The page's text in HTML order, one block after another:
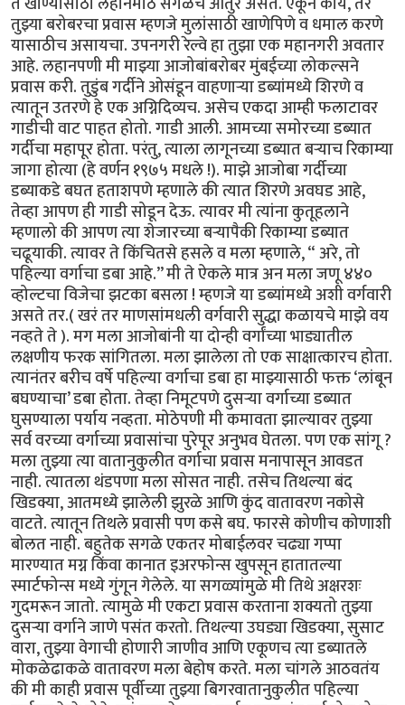
तुझ्या बरोबरचा प्रवास म्हणजे मुलांसाठी खाणेपिणे व धमाल करणे
यासाठीच असायचा. उपनगरी रेल्वे हा तुझा एक महानगरी अवतार
आहे. लहानपणी मी माझ्या आजोबांबरोबर मुंबईच्या लोकल्सने
प्रवास करी. तुडुंब गर्दीने ओसंडून वाहणाऱ्या डब्यांमध्ये शिरणे व
त्यातून उतरणे हे एक अग्निदिव्यच. असेच एकदा आम्ही फलाटावर
गाडीची वाट पाहत होतो. गाडी आली. आमच्या समोरच्या डब्यात
गर्दीचा महापूर होता. परंतु, त्याला लागूनच्या डब्यात बऱ्याच रिकाम्या
जागा होत्या (हे वर्णन १९७५ मधले !). माझे आजोबा गर्दीच्या
डब्याकडे बघत हताशपणे म्हणाले की त्यात शिरणे अवघड आहे,
तेव्हा आपण ही गाडी सोडून देऊ. त्यावर मी त्यांना कुतूहलाने
म्हणालो की आपण त्या शेजारच्या बऱ्यापैकी रिकाम्या डब्यात
चढूयाकी. त्यावर ते किंचितसे हसले व मला म्हणाले, “ अरे, तो
पहिल्या वर्गाचा डबा आहे.’’ मी ते ऐकले मात्र अन मला जणू ४४०
व्होल्टचा विजेचा झटका बसला ! म्हणजे या डब्यांमध्ये अशी वर्गवारी
असते तर.( खरं तर माणसांमधली वर्गवारी सुद्धा कळायचे माझे वय
नव्हते ते ). मग मला आजोबांनी या दोन्ही वर्गांच्या भाड्यातील
लक्षणीय फरक सांगितला. मला झालेला तो एक साक्षात्कारच होता.
त्यानंतर बरीच वर्षे पहिल्या वर्गाचा डबा हा माझ्यासाठी फक्त ‘लांबून
बघण्याचा’ डबा होता. तेव्हा निमूटपणे दुसऱ्या वर्गाच्या डब्यात
घुसण्याला पर्याय नव्हता. मोठेपणी मी कमावता झाल्यावर तुझ्या
सर्व वरच्या वर्गाच्या प्रवासांचा पुरेपूर अनुभव घेतला. पण एक सांगू ?
मला तुझ्या त्या वातानुकुलीत वर्गाचा प्रवास मनापासून आवडत
नाही. त्यातला थंडपणा मला सोसत नाही. तसेच तिथल्या बंद
खिडक्या, आतमध्ये झालेली झुरळे आणि कुंद वातावरण नकोसे
वाटते. त्यातून तिथले प्रवासी पण कसे बघ. फारसे कोणीच कोणाशी
बोलत नाही. बहुतेक सगळे एकतर मोबाईलवर चढ्या गप्पा
मारण्यात मग्न किंवा कानात इअरफोन्स खुपसून हातातल्या
स्मार्टफोन्स मध्ये गुंगून गेलेले. या सगळ्यांमुळे मी तिथे अक्षरशः
गुदमरून जातो. त्यामुळे मी एकटा प्रवास करताना शक्यतो तुझ्या
दुसऱ्या वर्गाने जाणे पसंत करतो. तिथल्या उघड्या खिडक्या, सुसाट
वारा, तुझ्या वेगाची होणारी जाणीव आणि एकूणच त्या डब्यातले
मोकळेढाकळे वातावरण मला बेहोष करते. मला चांगले आठवतंय
की मी काही प्रवास पूर्वीच्या तुझ्या बिगरवातानुकुलीत पहिल्या